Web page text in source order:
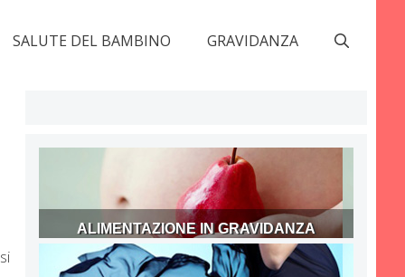
SALUTE DEL BAMBINO GRAVIDANZA
ALIMENTAZIONE IN GRAVIDANZA